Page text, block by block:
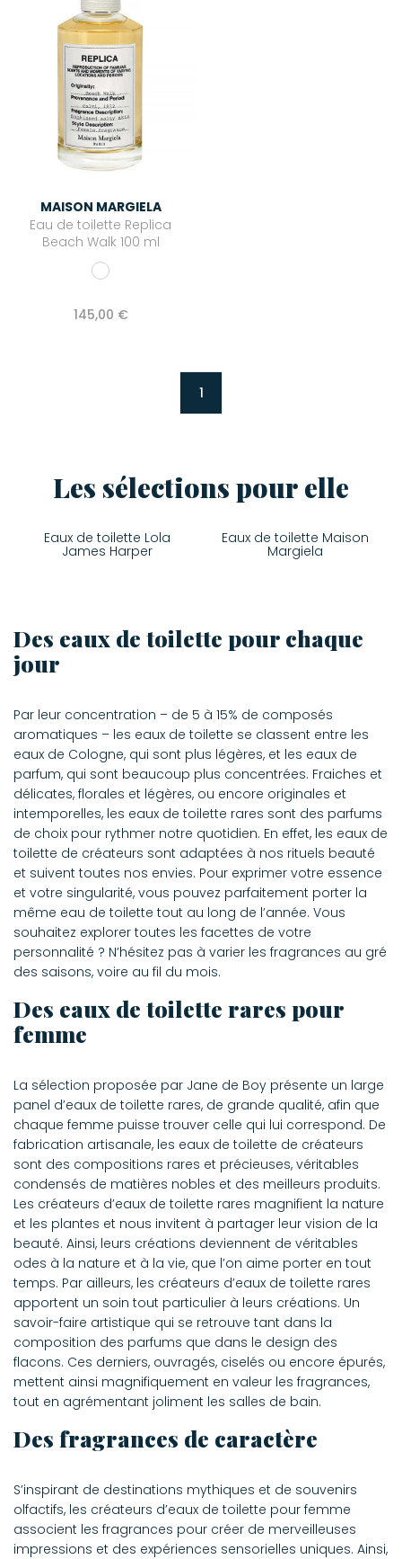
MAISON MARGIELA
Eau de toilette Replica
Beach Walk 100 ml
145,00 €
1
Les sélections pour elle
Eaux de toilette Lola
James Harper
Eaux de toilette Maison
Margiela
Des eaux de toilette pour chaque
jour
Par leur concentration – de 5 à 15% de composés
aromatiques – les eaux de toilette se classent entre les
eaux de Cologne, qui sont plus légères, et les eaux de
parfum, qui sont beaucoup plus concentrées. Fraiches et
délicates, florales et légères, ou encore originales et
intemporelles, les eaux de toilette rares sont des parfums
de choix pour rythmer notre quotidien. En effet, les eaux de
toilette de créateurs sont adaptées à nos rituels beauté
et suivent toutes nos envies. Pour exprimer votre essence
et votre singularité, vous pouvez parfaitement porter la
même eau de toilette tout au long de l’année. Vous
souhaitez explorer toutes les facettes de votre
personnalité ? N’hésitez pas à varier les fragrances au gré
des saisons, voire au fil du mois.
Des eaux de toilette rares pour
femme
La sélection proposée par Jane de Boy présente un large
panel d’eaux de toilette rares, de grande qualité, afin que
chaque femme puisse trouver celle qui lui correspond. De
fabrication artisanale, les eaux de toilette de créateurs
sont des compositions rares et précieuses, véritables
condensés de matières nobles et des meilleurs produits.
Les créateurs d’eaux de toilette rares magnifient la nature
et les plantes et nous invitent à partager leur vision de la
beauté. Ainsi, leurs créations deviennent de véritables
odes à la nature et à la vie, que l’on aime porter en tout
temps. Par ailleurs, les créateurs d’eaux de toilette rares
apportent un soin tout particulier à leurs créations. Un
savoir-faire artistique qui se retrouve tant dans la
composition des parfums que dans le design des
flacons. Ces derniers, ouvragés, ciselés ou encore épurés,
mettent ainsi magnifiquement en valeur les fragrances,
tout en agrémentant joliment les salles de bain.
Des fragrances de caractère
S’inspirant de destinations mythiques et de souvenirs
olfactifs, les créateurs d’eaux de toilette pour femme
associent les fragrances pour créer de merveilleuses
impressions et des expériences sensorielles uniques. Ainsi,